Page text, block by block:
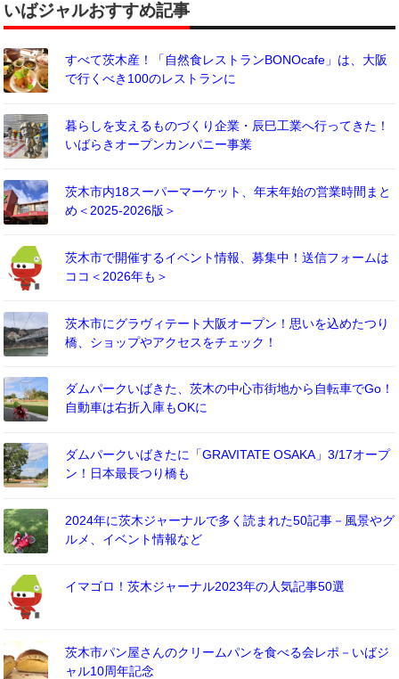
いばジャルおすすめ記事
すべて茨木産！「自然食レストランBONOcafe」は、大阪
で行くべき100のレストランに
暮らしを支えるものづくり企業・辰巳工業へ行ってきた！
いばらきオープンカンパニー事業
茨木市内18スーパーマーケット、年末年始の営業時間まと
め＜2025-2026版＞
茨木市で開催するイベント情報、募集中！送信フォームは
ココ＜2026年も＞
茨木市にグラヴィテート大阪オープン！思いを込めたつり
橋、ショップやアクセスをチェック！
ダムパークいばきた、茨木の中心市街地から自転車でGo！
自動車は右折入庫もOKに
ダムパークいばきたに「GRAVITATE OSAKA」3/17オープ
ン！日本最長つり橋も
2024年に茨木ジャーナルで多く読まれた50記事－風景やグ
ルメ、イベント情報など
イマゴロ！茨木ジャーナル2023年の人気記事50選
茨木市パン屋さんのクリームパンを食べる会レポ－いばジ
ャル10周年記念